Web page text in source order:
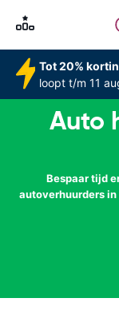
Tot 20%
loopt t/m 11
Auto
Bespaar tijd
autoverhuurders